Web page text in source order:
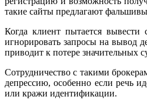
такие сайты предлагают
Когда клиент пытается
игнорировать запросы на вывод
приводит к потере значительных
Сотрудничество с такими
депрессию, особенно если речь
или кражи идентификации.